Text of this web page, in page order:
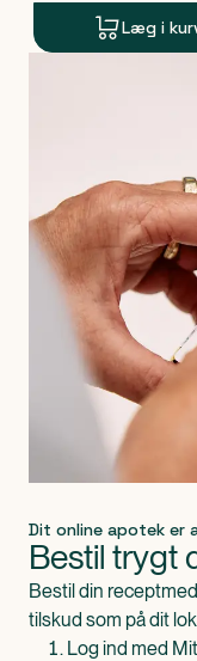
Læg i
Dit online apotek er
Bestil trygt
Bestil din
tilskud som på dit
Log ind med